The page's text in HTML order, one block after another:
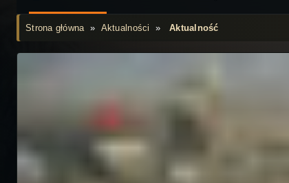
Strona główna» Aktualności »Aktualność